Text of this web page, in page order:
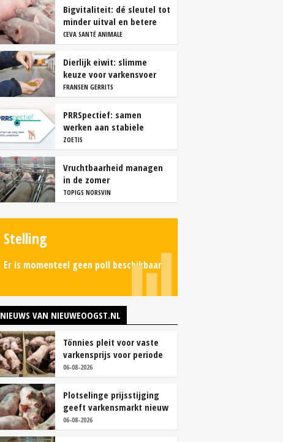
Bigvitaliteit: dé sleutel tot
minder uitval en betere
groei
CEVA SANTÉ ANIMALE
Dierlijk eiwit: slimme
keuze voor varkensvoer
FRANSEN GERRITS
PRRSpectief: samen
werken aan stabiele
resultaten
ZOETIS
Vruchtbaarheid managen
in de zomer
TOPIGS NORSVIN
Stelling
Er is momenteel geen poll beschikbaar.
NIEUWS VAN NIEUWEOOGST.NL
Tönnies pleit voor vaste
varkensprijs voor periode
van zes maanden
06-08-2026
Plotselinge prijsstijging
geeft varkensmarkt nieuw
perspectief
06-08-2026